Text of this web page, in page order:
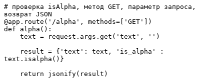
# проверка isAlpha, метод GET, параметр запроса,
возврат JSON
@app.route('/alpha', methods=['GET'])
def alpha():
text.isalpha()}